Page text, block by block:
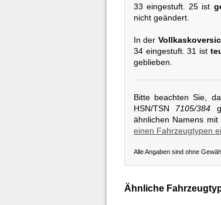
33 eingestuft. 25 ist
nicht geändert.
In der
34 eingestuft. 31 ist
geblieben.
Bitte beachten Sie,
HSN/TSN 7105/384
ähnlichen Namens mit
einen Fahrzeugtypen
Alle Angaben sind ohne
Ähnliche